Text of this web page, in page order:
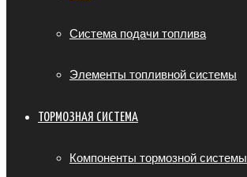
Система подачи топлива
Элементы топливной системы
ТОРМОЗНАЯ СИСТЕМА
Компоненты тормозной системы